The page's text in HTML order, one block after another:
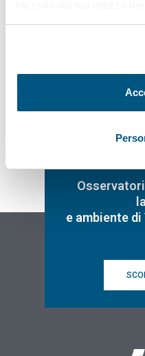
“X” in alto a destra si
e ambiente di